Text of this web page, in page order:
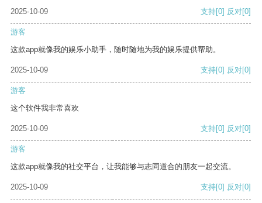
2025-10-09
支持[0] 反对[0]
游客
这款app就像我的娱乐小助手，随时随地为我的娱乐提供帮助。
2025-10-09 支持[0] 反对[0]
游客
这个软件我非常喜欢
2025-10-09 支持[0] 反对[0]
游客
这款app就像我的社交平台，让我能够与志同道合的朋友一起交流。
2025-10-09 支持[0] 反对[0]